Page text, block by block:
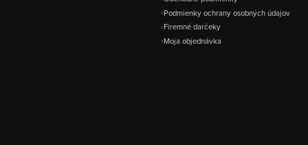
Podmienky ochrany osobných údajov
Firemné darčeky
Moja objednávka